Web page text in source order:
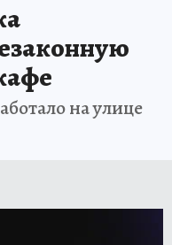
на улице